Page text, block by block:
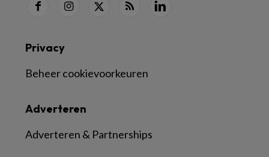
Adverteren
Adverteren & Partnerships
Privacy
Beheer cookievoorkeuren